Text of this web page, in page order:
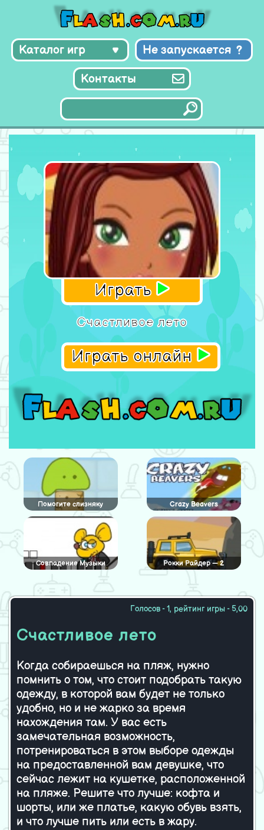
Каталог игр Не запускается
Контакты
Играть
Счастливое лето
Играть онлайн
Помогите слизняку Crazy Beavers
Совпадение Музыки Рокки Райдер — 2
Шарики Тетрис
Макияж для королевы
воронов
Пазл жажда скорости Гравитационный Гонщик
Ослик спешит к любимой
Голосов - 1, рейтинг игры - 5,00
Счастливое лето
Когда собираешься на пляж, нужно
помнить о том, что стоит подобрать такую
одежду, в которой вам будет не только
удобно, но и не жарко за время
нахождения там. У вас есть
замечательная возможность,
потренироваться в этом выборе одежды
на предоставленной вам девушке, что
сейчас лежит на кушетке, расположенной
на пляже. Решите что лучше: кофта и
шорты, или же платье, какую обувь взять,
и что лучше пить или есть в жару.